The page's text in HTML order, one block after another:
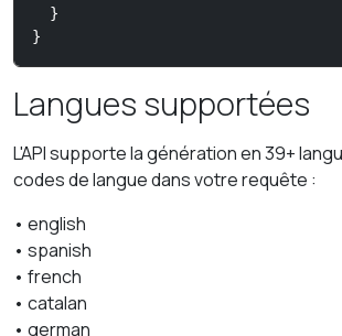
  }
}
Langues supportées
L'API supporte la génération en 39+
codes de langue dans votre requête :
• english
• spanish
• french
• catalan
• german